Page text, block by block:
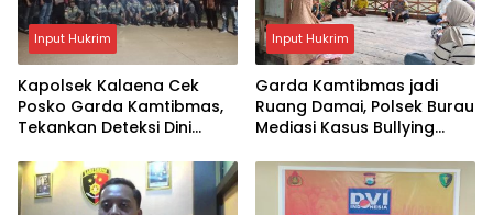
Input Hukrim
Kapolsek Kalaena Cek
Posko Garda Kamtibmas,
Tekankan Deteksi Dini
Input Hukrim
Garda Kamtibmas jadi
Ruang Damai, Polsek Burau
Mediasi Kasus Bullying